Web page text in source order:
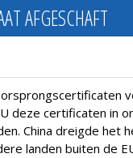
AFGESCHAFT
deze certificaten in
China dreigde het
landen buiten de